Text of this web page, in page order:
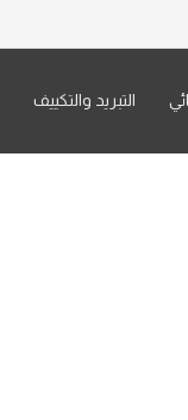
التبريد والتكييف